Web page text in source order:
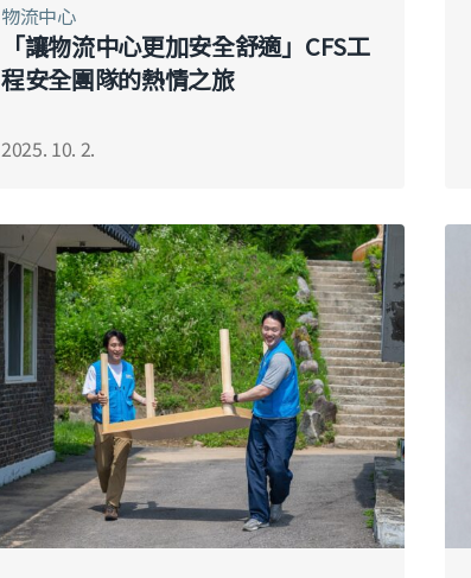
物流中心
「讓物流中心更加安全舒適」CFS工
程安全團隊的熱情之旅
2025. 10. 2.